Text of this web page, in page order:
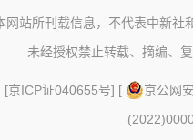
网站所刊载信息，不代表中新社
未经授权禁止转载、摘编、
[京ICP证040655号] [
京公网